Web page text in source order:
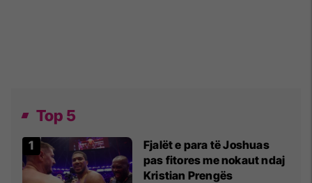
Top 5
Fjalët e para të Joshuas
pas fitores me nokaut ndaj
Kristian Prengës